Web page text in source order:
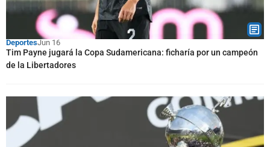
DeportesJun 16
Tim Payne jugará la Copa Sudamericana: ficharía por un campeón
de la Libertadores